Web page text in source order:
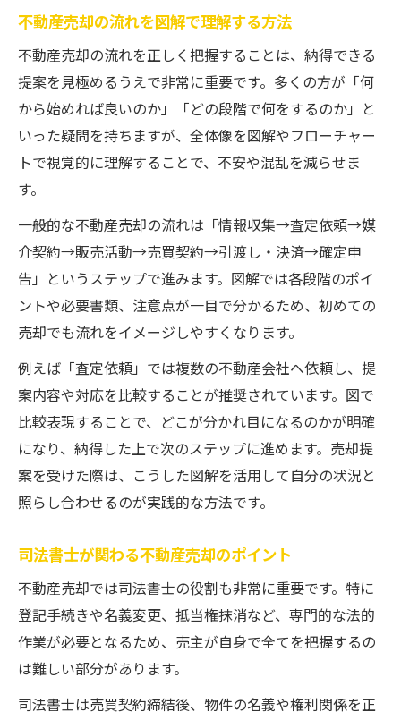
解
囲い込みを見抜く不動産売却提案のチェッ
ク
提案内容の妥当性を確かめる比較ポイント
不動産売却の流れ図解から見る納得の基準
安心して任せるための売却提案チェックポイン
信頼できる不動産売却担当者の見極め方
売却提案の中で注意すべき囲い込み事例
必要書類の確認でトラブルを防ぐポイント
不動産売却の流れと提案内容の整合性確認
売却提案で業界の三大タブーを避ける方法
トラブル回避に役立つ不動産売却の知恵とコツ
不動産売却時に起こりがちなトラブル例
5%ルールを理解した不動産売却リスク対策
売買契約当日の注意点を徹底解説
業者が嫌がる質問で不動産売却を安全に
実際に役立つ不動産売却流れの整理法
不動産売却の流れを一目で把握するコツ
売買の流れを図解とチェックリストで整理
不動産売却に必要な書類準備のポイント
売却活動前に押さえるべき流れの要点
個人でもわかる不動産売却の流れ解説
不動産売却の流れを図解で理解する方法
不動産売却の流れを正しく把握することは、納得できる
提案を見極めるうえで非常に重要です。多くの方が「何
から始めれば良いのか」「どの段階で何をするのか」と
いった疑問を持ちますが、全体像を図解やフローチャー
トで視覚的に理解することで、不安や混乱を減らせま
す。
一般的な不動産売却の流れは「情報収集→査定依頼→媒
介契約→販売活動→売買契約→引渡し・決済→確定申
告」というステップで進みます。図解では各段階のポイ
ントや必要書類、注意点が一目で分かるため、初めての
売却でも流れをイメージしやすくなります。
例えば「査定依頼」では複数の不動産会社へ依頼し、提
案内容や対応を比較することが推奨されています。図で
比較表現することで、どこが分かれ目になるのかが明確
になり、納得した上で次のステップに進めます。売却提
案を受けた際は、こうした図解を活用して自分の状況と
照らし合わせるのが実践的な方法です。
司法書士が関わる不動産売却のポイント
不動産売却では司法書士の役割も非常に重要です。特に
登記手続きや名義変更、抵当権抹消など、専門的な法的
作業が必要となるため、売主が自身で全てを把握するの
は難しい部分があります。
司法書士は売買契約締結後、物件の名義や権利関係を正